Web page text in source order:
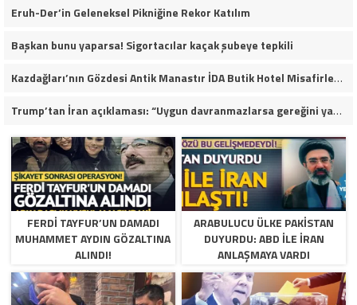
Eruh-Der’in Geleneksel Pikniğine Rekor Katılım
Başkan bunu yaparsa! Sigortacılar kaçak şubeye tepkili
Kazdağları’nın Gözdesi Antik Manastır İDA Butik Hotel Misafirlerinden Tam Not Alıyor
Trump’tan İran açıklaması: “Uygun davranmazlarsa gereğini yaparım”
FERDI TAYFUR’UN DAMADI
MUHAMMET AYDIN GÖZALTINA
ALINDI!
ARABULUCU ÜLKE PAKISTAN
DUYURDU: ABD ILE İRAN
ANLAŞMAYA VARDI